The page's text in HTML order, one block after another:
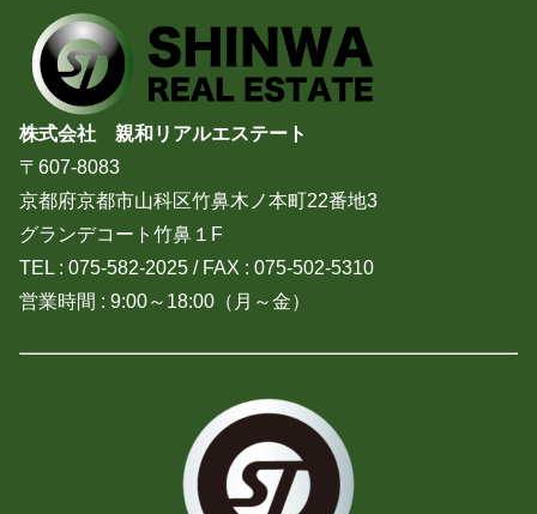
株式会社 親和リアルエステート
〒607-8083
京都府京都市山科区竹鼻木ノ本町22番地3
グランデコート竹鼻１F
TEL : 075-582-2025 / FAX : 075-502-5310
営業時間 : 9:00～18:00（月～金）